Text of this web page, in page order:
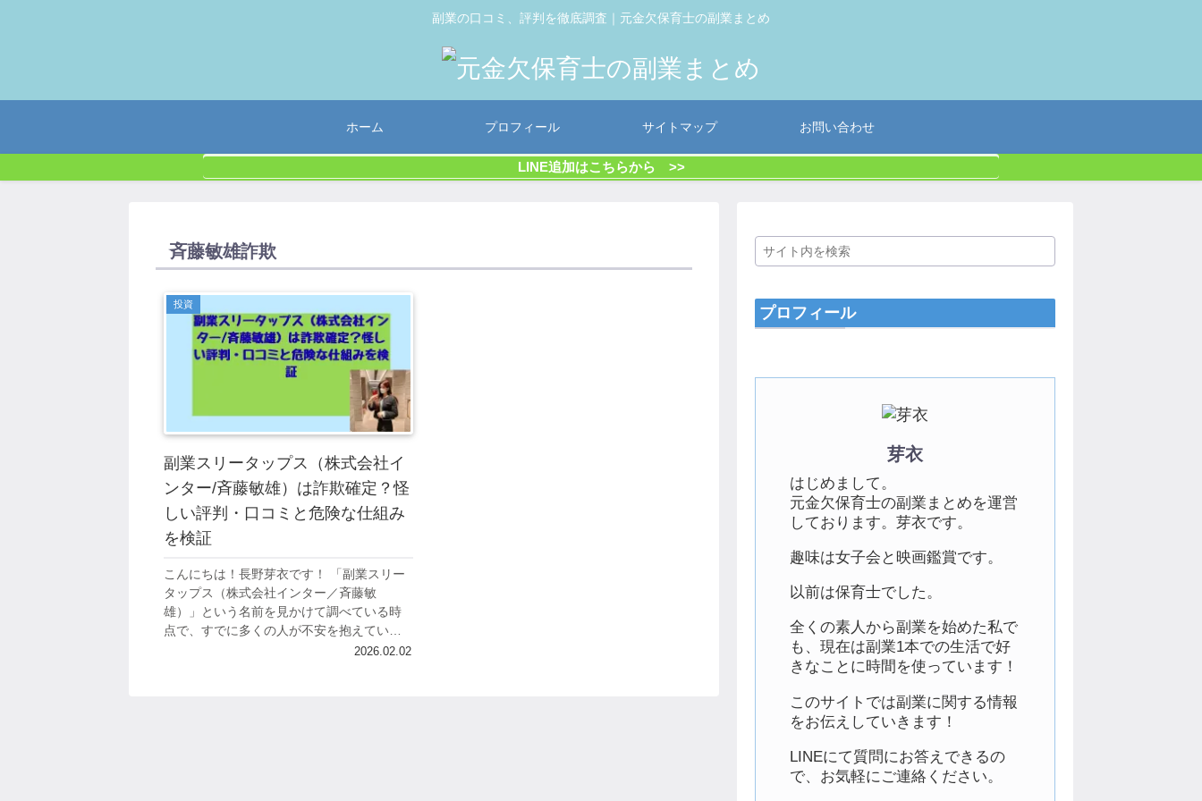
副業の口コミ、評判を徹底調査｜元金欠保育士の副業まとめ
ホーム プロフィール サイトマップ お問い合わせ
LINE追加はこちらから >>
斉藤敏雄詐欺
投資
副業スリータップス（株式会社イ
ンター/斉藤敏雄）は詐欺確定？怪
しい評判・口コミと危険な仕組み
を検証
こんにちは！長野芽衣です！ 「副業スリー
タップス（株式会社インター／斉藤敏
雄）」という名前を見かけて調べている時
点で、すでに多くの人が不安を抱えている
と考えられます。 実際にネット上では、株
2026.02.02
プロフィール
芽衣
はじめまして。
元金欠保育士の副業まとめを運営
しております。芽衣です。
趣味は女子会と映画鑑賞です。
以前は保育士でした。
全くの素人から副業を始めた私で
も、現在は副業1本での生活で好
きなことに時間を使っています！
このサイトでは副業に関する情報
をお伝えしていきます！
LINEにて質問にお答えできるの
で、お気軽にご連絡ください。